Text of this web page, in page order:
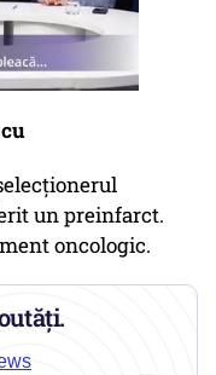
un preinfarct.
oncologic.